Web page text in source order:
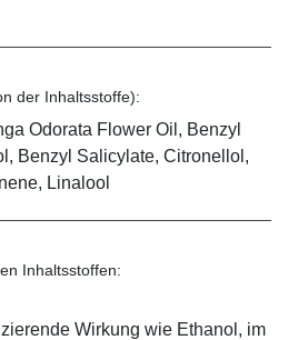
der Inhaltsstoffe):
Odorata Flower Oil, Benzyl
Benzyl Salicylate, Citronellol,
Linalool
Inhaltsstoffen:
Wirkung wie Ethanol, im